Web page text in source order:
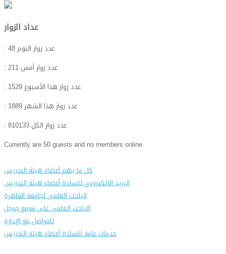
عداد الزوار
: عدد زوار اليوم48
: عدد زوار أمس 211
: عدد زوار هذا الأسبوع 1529
: عدد زوار هذا الشهر1889
: عدد زوار الكل 810133
Currently are 50 guests and no members online
كل ما يهم أعضاء هيئة التدريس
البريد الالكترونى للسادة أعضاء هيئة التدريس
الباحث العلمى لجامعة القاهرة
الباحث العلمى على موقع جوجل
للتواصل مع الإدارة
خدمات عامة للسادة أعضاء هيئة التدريس